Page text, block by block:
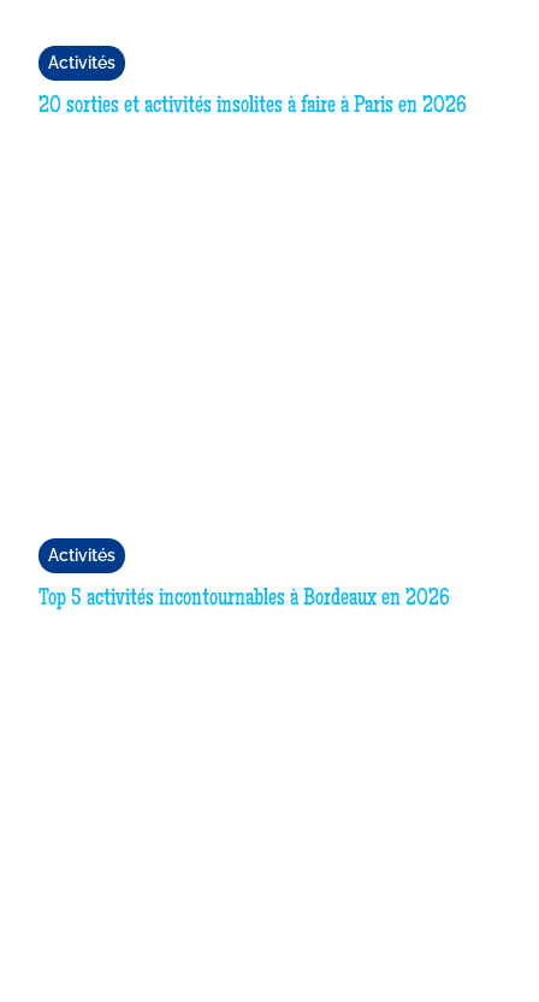
Activités
20 sorties et activités insolites à faire à Paris en 2026
Activités
Top 5 activités incontournables à Bordeaux en 2026